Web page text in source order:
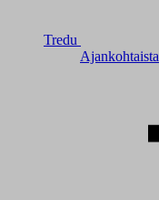
Tredu
Ajankohtaista